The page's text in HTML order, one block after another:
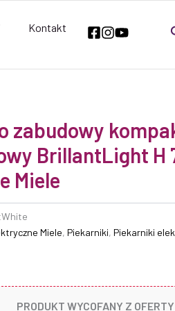
Kontakt
zabudowy
BrillantLight H
Miele
Miele, Piekarniki, Piekarniki
PRODUKT WYCOFANY Z OFERTY